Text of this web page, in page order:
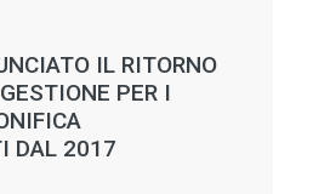
IL RITORNO
PER I
DAL 2017